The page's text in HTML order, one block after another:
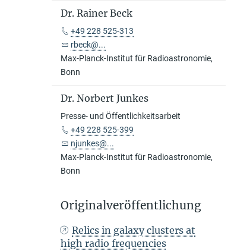
Dr. Rainer Beck
+49 228 525-313
rbeck@...
Max-Planck-Institut für Radioastronomie,
Bonn
Dr. Norbert Junkes
Presse- und Öffentlichkeitsarbeit
+49 228 525-399
njunkes@...
Max-Planck-Institut für Radioastronomie,
Bonn
Originalveröffentlichung
Relics in galaxy clusters at
high radio frequencies